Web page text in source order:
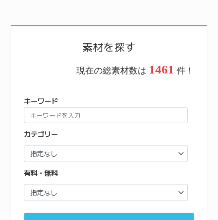
素材を探す
現在の総素材数は 1461 件！
キーワード
カテゴリー
有料・無料